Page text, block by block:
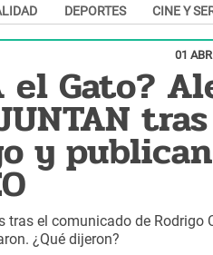
DEPORTES CINE Y
01
el Gato?
tras
y publican
tras el comunicado de Rodrigo
¿Qué dijeron?